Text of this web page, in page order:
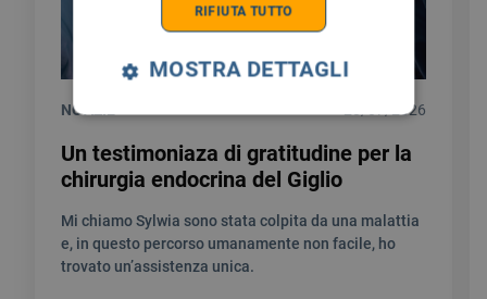
NOTIZIE 28/07/2026
Un testimoniaza di gratitudine per la
chirurgia endocrina del Giglio
Mi chiamo Sylwia sono stata colpita da una malattia
e, in questo percorso umanamente non facile, ho
trovato un’assistenza unica.
RIFIUTA TUTTO
MOSTRA DETTAGLI